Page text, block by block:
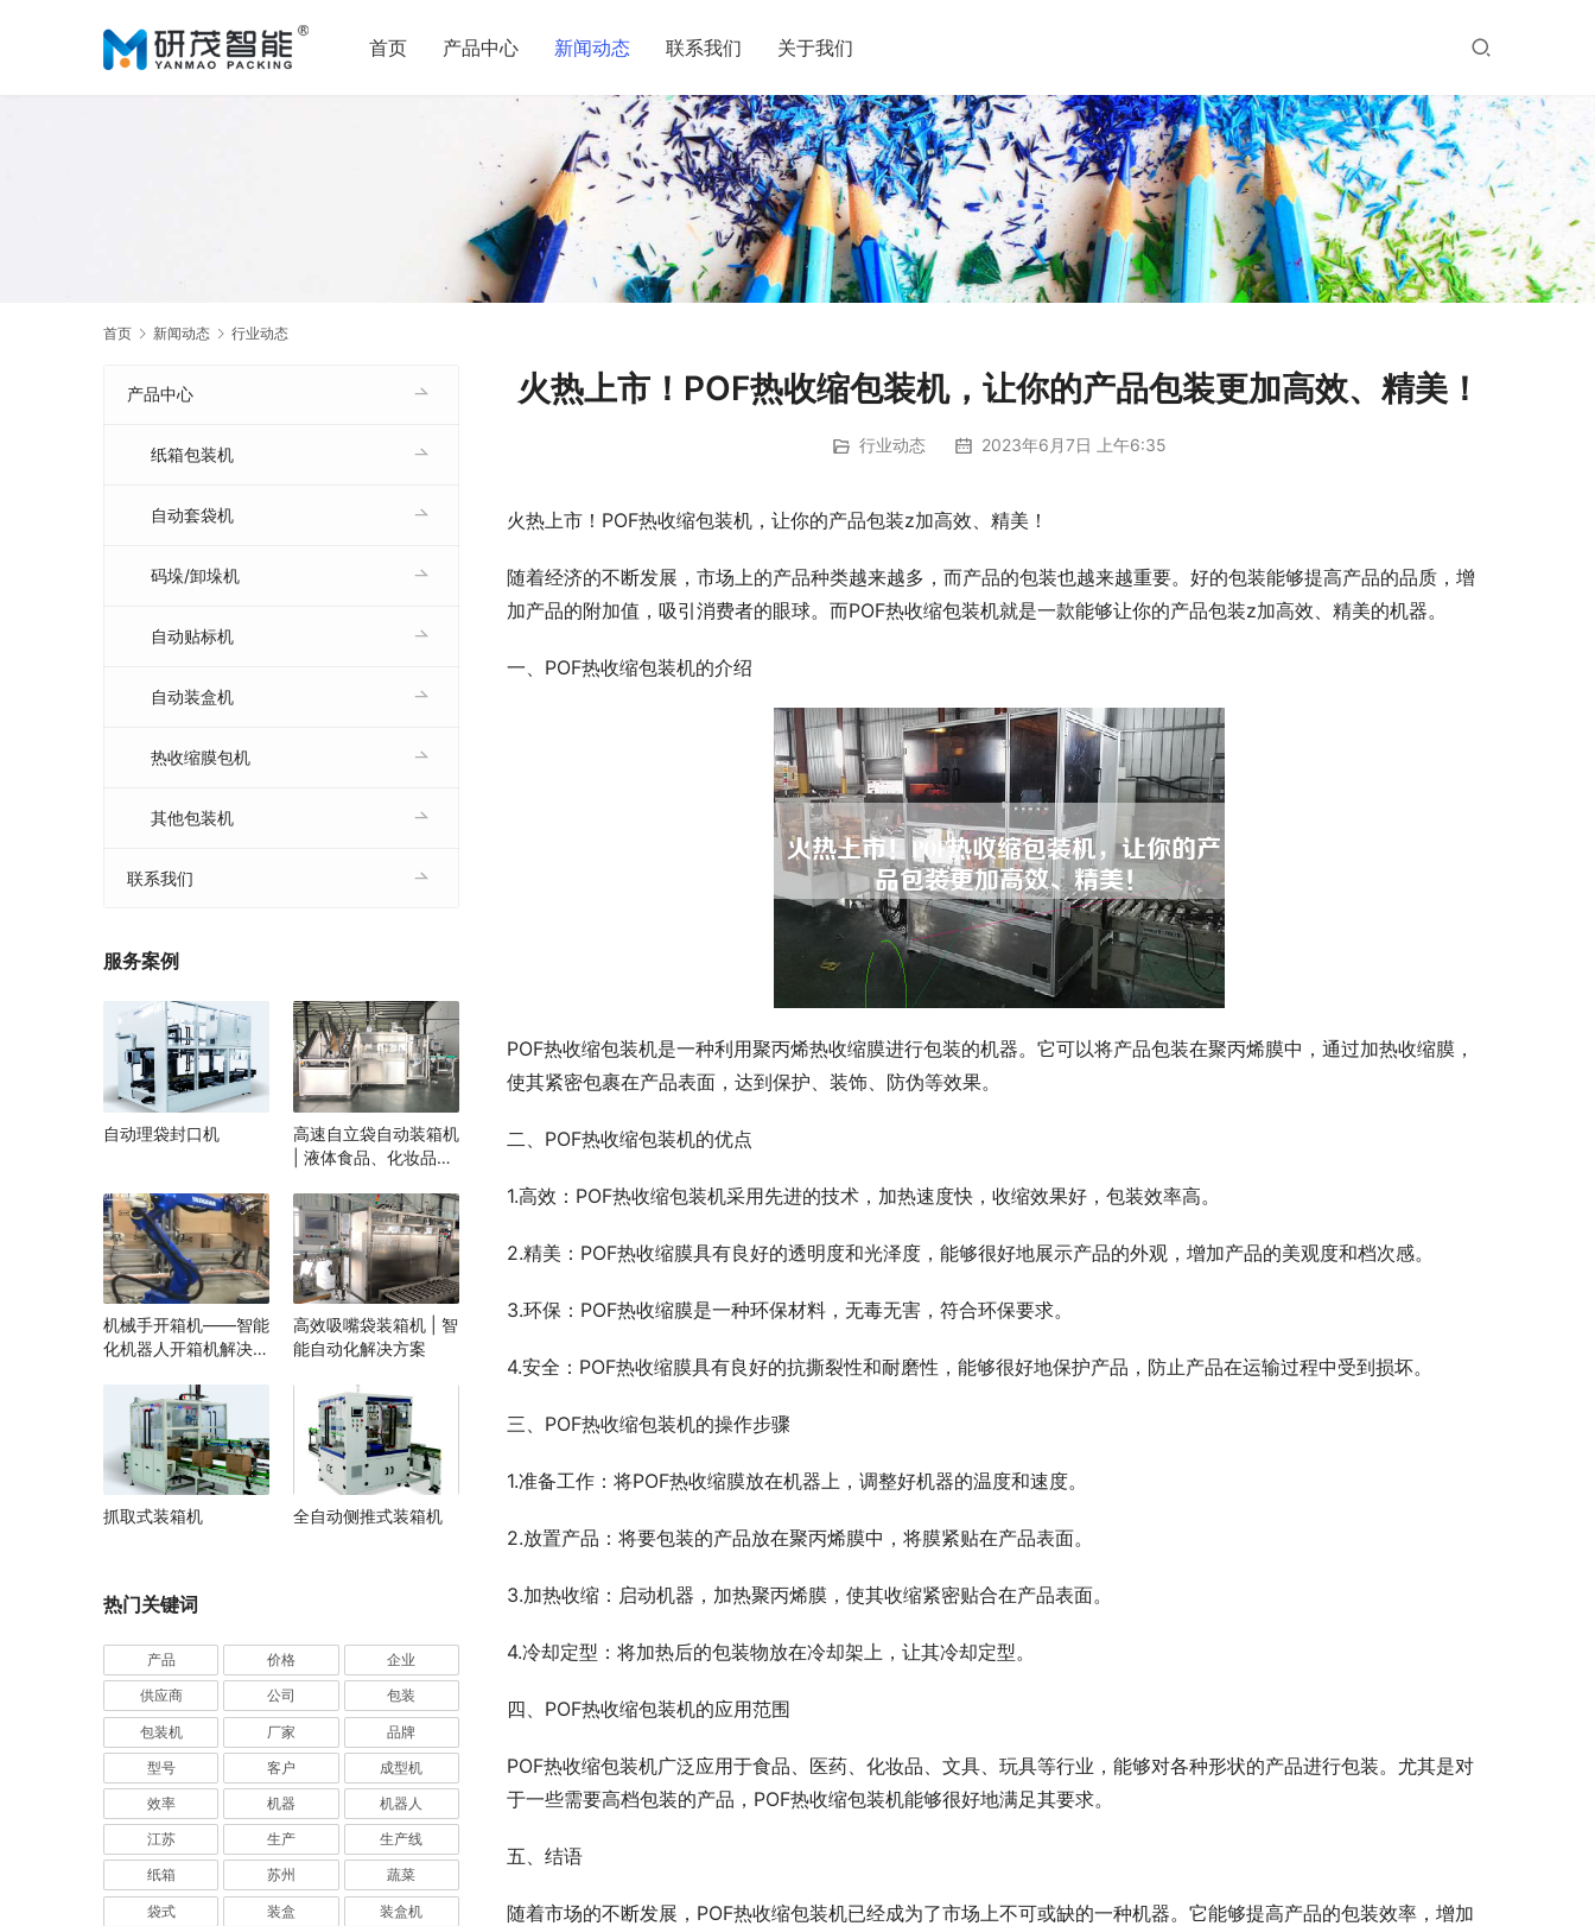
首页 产品中心 新闻动态 联系我们 关于我们
首页 新闻动态 行业动态
火热上市！POF热收缩包装机，让你的产品包装更加高效、精美！
行业动态 2023年6月7日 上午6:35
火热上市！POF热收缩包装机，让你的产品包装z加高效、精美！
随着经济的不断发展，市场上的产品种类越来越多，而产品的包装也越来越重要。好的包装能够提高产品的品质，增
加产品的附加值，吸引消费者的眼球。而POF热收缩包装机就是一款能够让你的产品包装z加高效、精美的机器。
一、POF热收缩包装机的介绍
POF热收缩包装机是一种利用聚丙烯热收缩膜进行包装的机器。它可以将产品包装在聚丙烯膜中，通过加热收缩膜，
使其紧密包裹在产品表面，达到保护、装饰、防伪等效果。
二、POF热收缩包装机的优点
1.高效：POF热收缩包装机采用先进的技术，加热速度快，收缩效果好，包装效率高。
2.精美：POF热收缩膜具有良好的透明度和光泽度，能够很好地展示产品的外观，增加产品的美观度和档次感。
3.环保：POF热收缩膜是一种环保材料，无毒无害，符合环保要求。
4.安全：POF热收缩膜具有良好的抗撕裂性和耐磨性，能够很好地保护产品，防止产品在运输过程中受到损坏。
三、POF热收缩包装机的操作步骤
1.准备工作：将POF热收缩膜放在机器上，调整好机器的温度和速度。
2.放置产品：将要包装的产品放在聚丙烯膜中，将膜紧贴在产品表面。
3.加热收缩：启动机器，加热聚丙烯膜，使其收缩紧密贴合在产品表面。
4.冷却定型：将加热后的包装物放在冷却架上，让其冷却定型。
四、POF热收缩包装机的应用范围
POF热收缩包装机广泛应用于食品、医药、化妆品、文具、玩具等行业，能够对各种形状的产品进行包装。尤其是对
于一些需要高档包装的产品，POF热收缩包装机能够很好地满足其要求。
五、结语
随着市场的不断发展，POF热收缩包装机已经成为了市场上不可或缺的一种机器。它能够提高产品的包装效率，增加
产品中心
纸箱包装机
自动套袋机
码垛/卸垛机
自动贴标机
自动装盒机
热收缩膜包机
其他包装机
联系我们
服务案例
自动理袋封口机
高速自立袋自动装箱机
| 液体食品、化妆品自
能装箱解决方案
机械手开箱机——智能
化机器人开箱机解决方
高效吸嘴袋装箱机 | 智
能自动化解决方案
抓取式装箱机 全自动侧推式装箱机
热门关键词
产品 价格 企业
供应商 公司 包装
包装机 厂家 品牌
型号 客户 成型机
效率 机器 机器人
江苏 生产 生产线
纸箱 苏州 蔬菜
袋式 装盒 装盒机